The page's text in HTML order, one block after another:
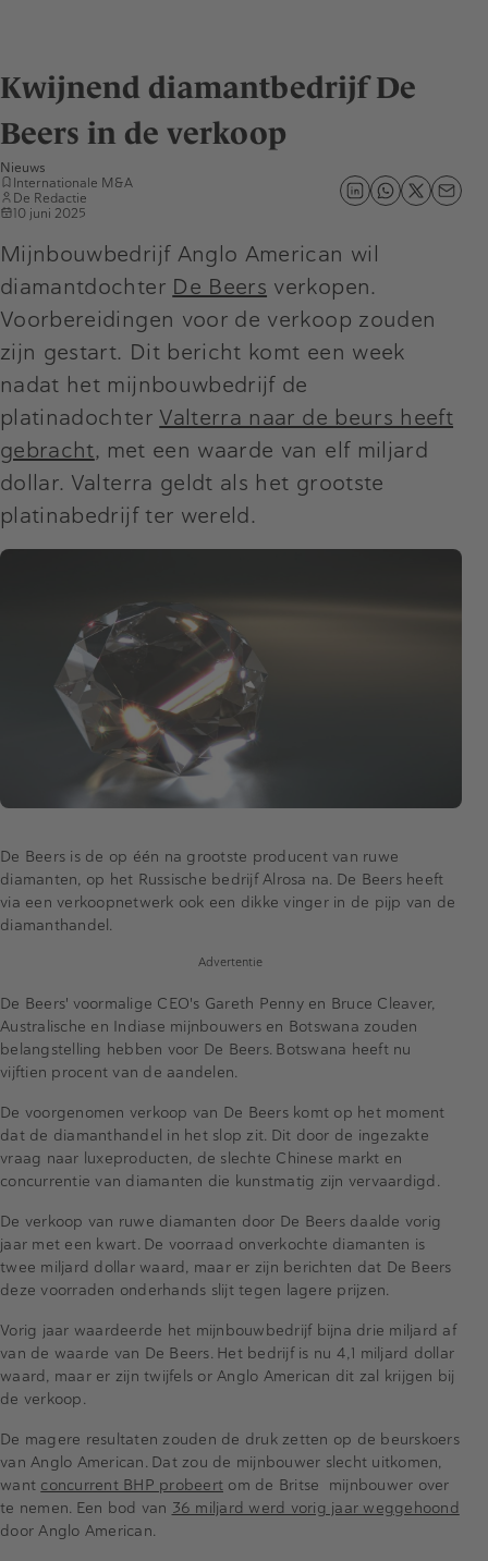
Kwijnend diamantbedrijf De
Beers in de verkoop
Nieuws
Internationale M&A
De Redactie
10 juni 2025
Mijnbouwbedrijf Anglo American wil
diamantdochter De Beers verkopen.
Voorbereidingen voor de verkoop zouden
zijn gestart. Dit bericht komt een week
nadat het mijnbouwbedrijf de
platinadochter Valterra naar de beurs heeft
gebracht, met een waarde van elf miljard
dollar. Valterra geldt als het grootste
platinabedrijf ter wereld.
De Beers is de op één na grootste producent van ruwe
diamanten, op het Russische bedrijf Alrosa na. De Beers heeft
via een verkoopnetwerk ook een dikke vinger in de pijp van de
diamanthandel.
Advertentie
De Beers' voormalige CEO's Gareth Penny en Bruce Cleaver,
Australische en Indiase mijnbouwers en Botswana zouden
belangstelling hebben voor De Beers. Botswana heeft nu
vijftien procent van de aandelen.
De voorgenomen verkoop van De Beers komt op het moment
dat de diamanthandel in het slop zit. Dit door de ingezakte
vraag naar luxeproducten, de slechte Chinese markt en
concurrentie van diamanten die kunstmatig zijn vervaardigd.
De verkoop van ruwe diamanten door De Beers daalde vorig
jaar met een kwart. De voorraad onverkochte diamanten is
twee miljard dollar waard, maar er zijn berichten dat De Beers
deze voorraden onderhands slijt tegen lagere prijzen.
Vorig jaar waardeerde het mijnbouwbedrijf bijna drie miljard af
van de waarde van De Beers. Het bedrijf is nu 4,1 miljard dollar
waard, maar er zijn twijfels or Anglo American dit zal krijgen bij
de verkoop.
De magere resultaten zouden de druk zetten op de beurskoers
van Anglo American. Dat zou de mijnbouwer slecht uitkomen,
want concurrent BHP probeert om de Britse mijnbouwer over
te nemen. Een bod van 36 miljard werd vorig jaar weggehoond
door Anglo American.